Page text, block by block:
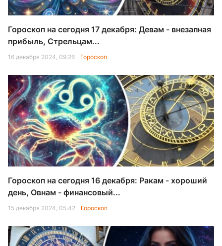
Гороскоп на сегодня 17 декабря: Девам - внезапная
прибыль, Стрельцам...
16 декабря 2024, 09:26 Гороскоп
Гороскоп на сегодня 16 декабря: Ракам - хороший
день, Овнам - финансовый...
15 декабря 2024, 05:42 Гороскоп